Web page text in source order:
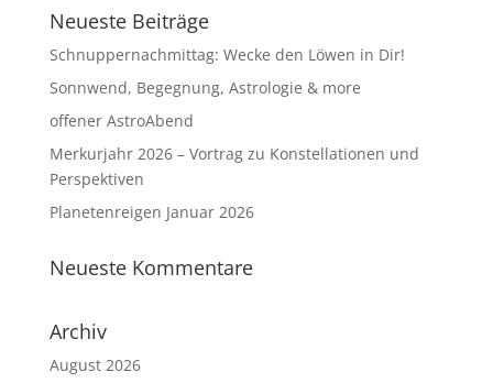
Neueste Beiträge
Schnuppernachmittag: Wecke den Löwen in Dir!
Sonnwend, Begegnung, Astrologie & more
offener AstroAbend
Merkurjahr 2026 – Vortrag zu Konstellationen und
Perspektiven
Planetenreigen Januar 2026
Neueste Kommentare
Archiv
August 2026